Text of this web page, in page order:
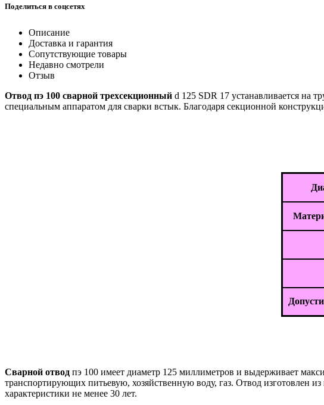
Поделиться в соцсетях
Описание
Доставка и гарантия
Сопутствующие товары
Недавно смотрели
Отзыв
Отвод пэ 100 сварной трехсекционный d 125 SDR 17 устанавливается на
специальным аппаратом для сварки встык. Благодаря секционной
Сварной отвод пэ 100 имеет диаметр 125 миллиметров и выдерживает
транспортирующих питьевую, хозяйственную воду, газ. Отвод изготовлен
характеристики не менее 30 лет.